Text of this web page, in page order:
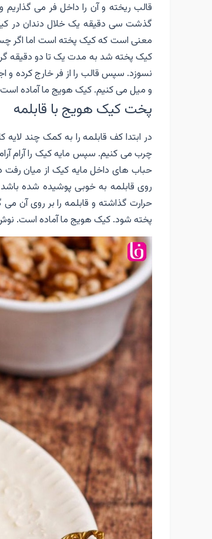
گذشت سی دقیقه یک خلال دندان در
معنی است که کیک پخته است اما اگر
کیک پخته شد به مدت یک تا دو دقیقه
نسوزد. سپس قالب را از فر خارج کرده و
و میل می کنیم. کیک هویج ما آماده
پخت کیک هویج با قابلمه
در ابتدا کف قابلمه را به کمک چند
چرب می کنیم. سپس مایه کیک را آرام
حباب های داخل مایه کیک از میان رفت
روی قابلمه به خوبی پوشیده شده
حرارت گذاشته و قابلمه را بر روی آن
پخته شود. کیک هویج ما آماده است.